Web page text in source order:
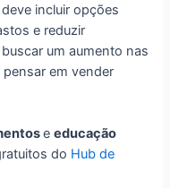
incluir opções
e reduzir
um aumento nas
em vender
eeducação
do Hub de